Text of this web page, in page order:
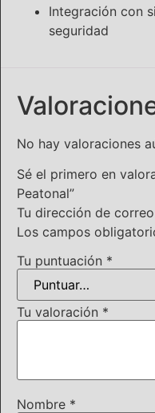
Integración con
seguridad
No hay valoraciones
Sé el primero en
Peatonal”
Tu dirección de
Los campos
Tu puntuación *
Tu valoración *
Nombre *